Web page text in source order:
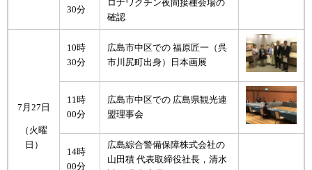
30分
ロナワクチン夜間接種会場の
確認
7月27日
（火曜
日）
10時
30分
広島市中区での 福原匠一（呉
市川尻町出身）日本画展
11時
00分
広島市中区での 広島県観光連
盟理事会
14時
00分
広島綜合警備保障株式会社の
山田積 代表取締役社長，清水